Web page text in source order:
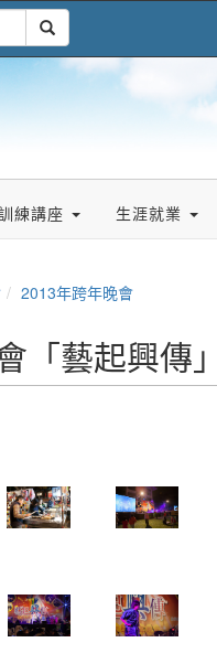
練講座 生涯就業
2013年跨年晚會
「藝起興傳